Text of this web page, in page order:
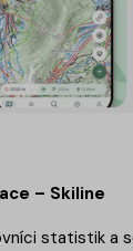
– Skiline
statistik a